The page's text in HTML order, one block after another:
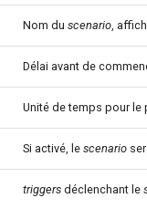
Nom du scenario ,
Délai avant de
Unité de temps pour le
Si activé, le scenario
triggers déclenchant le